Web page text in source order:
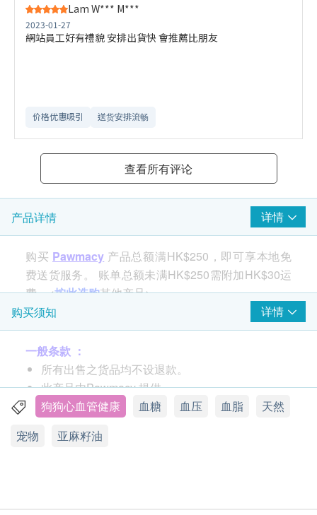
Lam W*** M***
2023-01-27
網站員工好有禮貌 安排出貨快 會推薦比朋友
价格优惠吸引 送货安排流畅
查看所有评论
产品详情 详情
购买 Pawmacy 产品总额满HK$250，即可享本地免
费送货服务。 账单总额未满HK$250需附加HK$30运
费。<按此选购其他产品>
FourflaxOmega UP升级版含丰富植物奥米加3-6-9 的
亚麻籽油和奥米加7沙棘果油，14天内改善宠物各类
皮肤关节问题外。而奥米加7更可预防宠物都市病，
改善三高，护心肝，平衡血糖，预防肥胖。适合都市
宠物营养所需。特别是老年猫狗
产品特点:
购买须知 详情
一般条款 ：
所有出售之货品均不设退款。
此产品由Pawmacy 提供。
如有任何争议，Pawmacy及 健康网购
狗狗心血管健康 血糖 血压 血脂
天然
宠物
亚麻籽油